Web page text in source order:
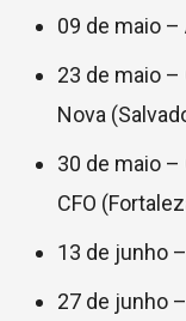
09 de maio –
23 de maio –
Nova
30 de maio –
CFO
13 de junho
27 de junho